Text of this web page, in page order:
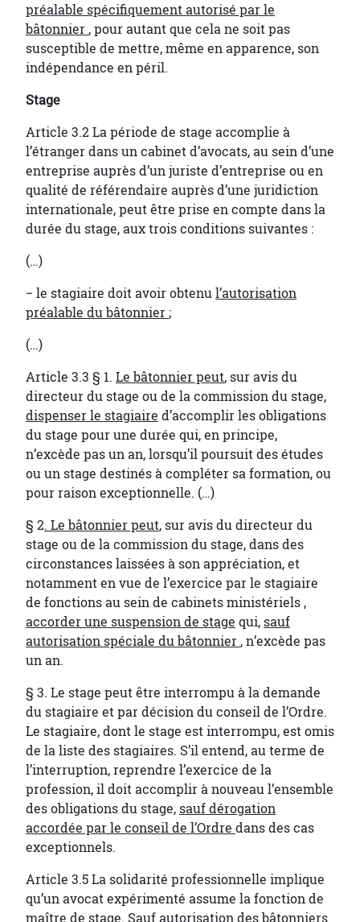
préalable spécifiquement autorisé par le
bâtonnier, pour autant que cela ne soit pas
susceptible de mettre, même en apparence, son
indépendance en péril.
Stage
Article 3.2 La période de stage accomplie à
l’étranger dans un cabinet d’avocats, au sein d’une
entreprise auprès d’un juriste d’entreprise ou en
qualité de référendaire auprès d’une juridiction
internationale, peut être prise en compte dans la
durée du stage, aux trois conditions suivantes :
(…)
− le stagiaire doit avoir obtenul’autorisation
préalable du bâtonnier ;
(…)
Article 3.3 § 1. Le bâtonnier peut, sur avis du
directeur du stage ou de la commission du stage,
dispenser le stagiaire d’accomplir les obligations
du stage pour une durée qui, en principe,
n’excède pas un an, lorsqu’il poursuit des études
ou un stage destinés à compléter sa formation, ou
pour raison exceptionnelle. (…)
§ 2. Le bâtonnier peut, sur avis du directeur du
stage ou de la commission du stage, dans des
circonstances laissées à son appréciation, et
notamment en vue de l’exercice par le stagiaire
de fonctions au sein de cabinets ministériels,
accorder une suspension de stage qui, sauf
autorisation spéciale du bâtonnier, n’excède pas
un an.
§ 3. Le stage peut être interrompu à la demande
du stagiaire et par décision du conseil de l’Ordre.
Le stagiaire, dont le stage est interrompu, est omis
de la liste des stagiaires. S’il entend, au terme de
l’interruption, reprendre l’exercice de la
profession, il doit accomplir à nouveau l’ensemble
des obligations du stage, sauf dérogation
accordée par le conseil de l’Ordre dans des cas
exceptionnels.
Article 3.5 La solidarité professionnelle implique
qu’un avocat expérimenté assume la fonction de
maître de stage. Sauf autorisation des bâtonniers